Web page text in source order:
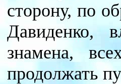
сторону, по
Давиденко,
знамена,
продолжать